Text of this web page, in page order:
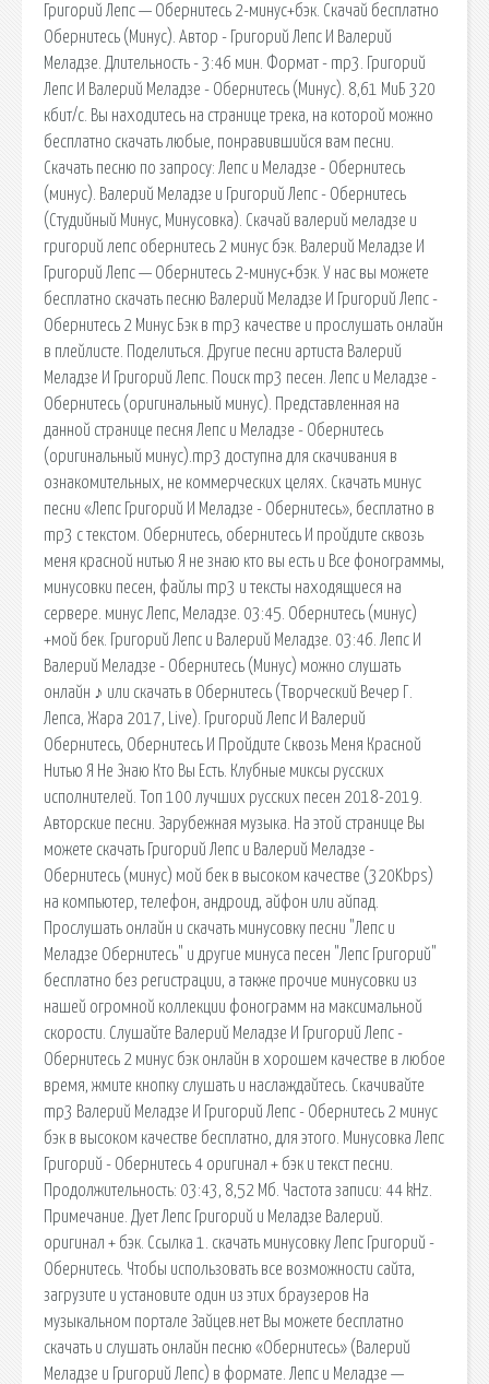
Григорий Лепс — Обернитесь 2-минус+бэк. Скачай бесплатно
Обернитесь (Минус). Автор - Григорий Лепс И Валерий
Меладзе. Длительность - 3:46 мин. Формат - mp3. Григорий
Лепс И Валерий Меладзе - Обернитесь (Минус). 8,61 МиБ 320
кбит/c. Вы находитесь на странице трека, на которой можно
бесплатно скачать любые, понравившийся вам песни.
Скачать песню по запросу: Лепс и Меладзе - Обернитесь
(минус). Валерий Меладзе и Григорий Лепс - Обернитесь
(Студийный Минус, Минусовка). Скачай валерий меладзе и
григорий лепс обернитесь 2 минус бэк. Валерий Меладзе И
Григорий Лепс — Обернитесь 2-минус+бэк. У нас вы можете
бесплатно скачать песню Валерий Меладзе И Григорий Лепс -
Обернитесь 2 Минус Бэк в mp3 качестве и прослушать онлайн
в плейлисте. Поделиться. Другие песни артиста Валерий
Меладзе И Григорий Лепс. Поиск mp3 песен. Лепс и Меладзе -
Обернитесь (оригинальный минус). Представленная на
данной странице песня Лепс и Меладзе - Обернитесь
(оригинальный минус).mp3 доступна для скачивания в
ознакомительных, не коммерческих целях. Скачать минус
песни «Лепс Григорий И Меладзе - Обернитесь», бесплатно в
mp3 с текстом. Обернитесь, обернитесь И пройдите сквозь
меня красной нитью Я не знаю кто вы есть и Все фонограммы,
минусовки песен, файлы mp3 и тексты находящиеся на
сервере. минус Лепс, Меладзе. 03:45. Обернитесь (минус)
+мой бек. Григорий Лепс и Валерий Меладзе. 03:46. Лепс И
Валерий Меладзе - Обернитесь (Минус) можно слушать
онлайн ♪ или скачать в Обернитесь (Творческий Вечер Г.
Лепса, Жара 2017, Live). Григорий Лепс И Валерий
Обернитесь, Обернитесь И Пройдите Сквозь Меня Красной
Нитью Я Не Знаю Кто Вы Есть. Клубные миксы русских
исполнителей. Топ 100 лучших русских песен 2018-2019.
Авторские песни. Зарубежная музыка. На этой странице Вы
можете скачать Григорий Лепс и Валерий Меладзе -
Обернитесь (минус) мой бек в высоком качестве (320Kbps)
на компьютер, телефон, андроид, айфон или айпад.
Прослушать онлайн и скачать минусовку песни "Лепс и
Меладзе Обернитесь" и другие минуса песен "Лепс Григорий"
бесплатно без регистрации, а также прочие минусовки из
нашей огромной коллекции фонограмм на максимальной
скорости. Слушайте Валерий Меладзе И Григорий Лепс -
Обернитесь 2 минус бэк онлайн в хорошем качестве в любое
время, жмите кнопку слушать и наслаждайтесь. Скачивайте
mp3 Валерий Меладзе И Григорий Лепс - Обернитесь 2 минус
бэк в высоком качестве бесплатно, для этого. Минусовка Лепс
Григорий - Обернитесь 4 оригинал + бэк и текст песни.
Продолжительность: 03:43, 8,52 Мб. Частота записи: 44 kHz.
Примечание. Дует Лепс Григорий и Меладзе Валерий.
оригинал + бэк. Ссылка 1. скачать минусовку Лепс Григорий -
Обернитесь. Чтобы использовать все возможности сайта,
загрузите и установите один из этих браузеров На
музыкальном портале Зайцев.нет Вы можете бесплатно
скачать и слушать онлайн песню «Обернитесь» (Валерий
Меладзе и Григорий Лепс) в формате. Лепс и Меладзе —